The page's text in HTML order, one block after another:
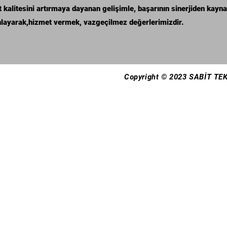
artırmaya dayanan gelişimle, başarının sinerjiden
vermek, vazgeçilmez değerlerimizdir.
Copyright © 2023 SABİT